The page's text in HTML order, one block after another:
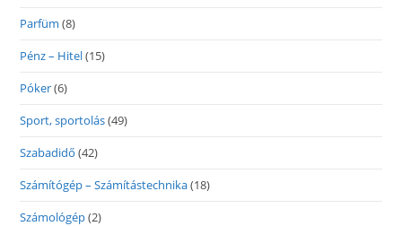
Parfüm (8)
Pénz – Hitel(15)
Póker(6)
Sport, sportolás(49)
Szabadidő (42)
Számítógép – Számítástechnika(18)
Számológép(2)